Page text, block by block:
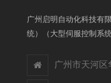
广州启明自动化科技有
统）（大型伺服控制系
广州市天河区